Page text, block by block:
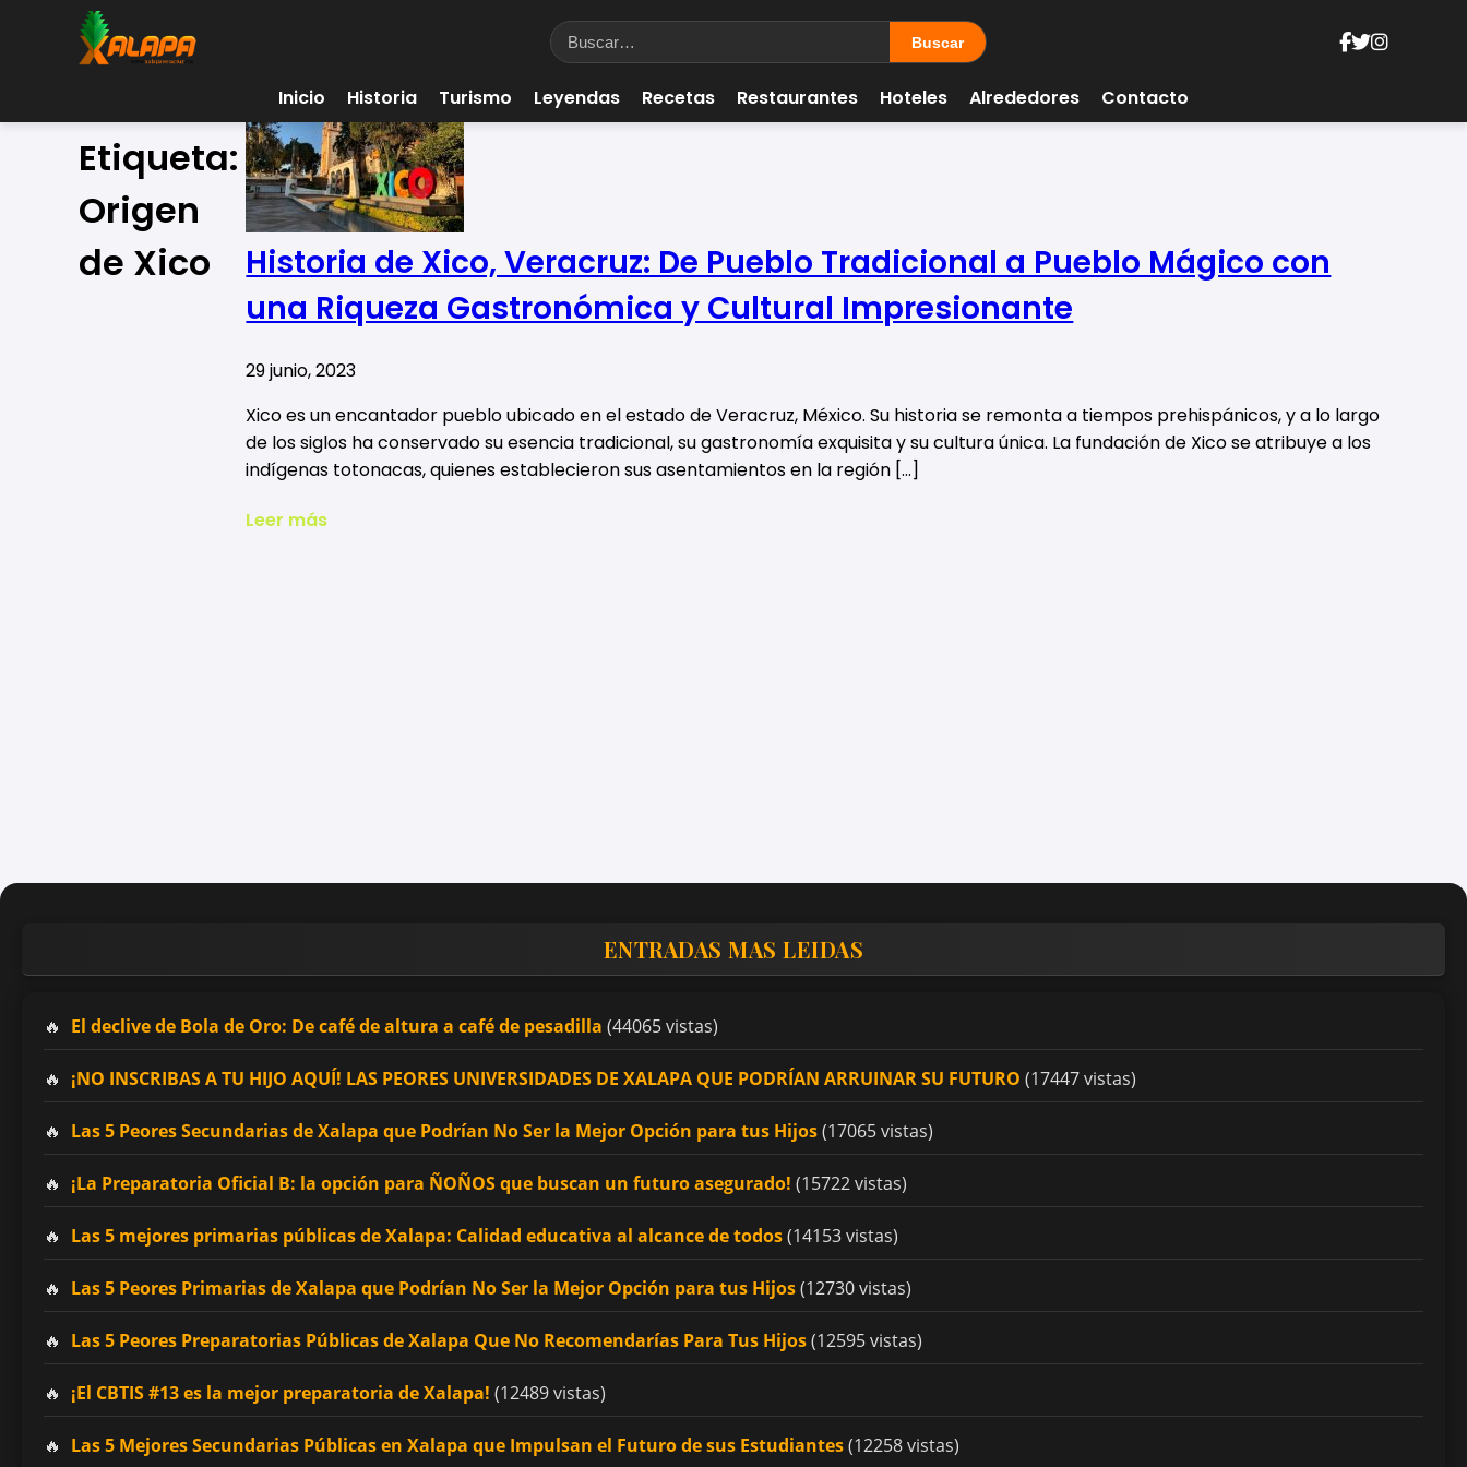
Inicio Historia Turismo Leyendas Recetas Restaurantes Hoteles Alrededores Contacto
Etiqueta:
Origen
de Xico
Historia de Xico, Veracruz: De Pueblo Tradicional a Pueblo Mágico con
una Riqueza Gastronómica y Cultural Impresionante
29 junio, 2023
Xico es un encantador pueblo ubicado en el estado de Veracruz, México. Su historia se remonta a tiempos prehispánicos, y a lo largo
de los siglos ha conservado su esencia tradicional, su gastronomía exquisita y su cultura única. La fundación de Xico se atribuye a los
indígenas totonacas, quienes establecieron sus asentamientos en la región […]
Leer más
ENTRADAS MAS LEIDAS
El declive de Bola de Oro: De café de altura a café de pesadilla (44065 vistas)
¡NO INSCRIBAS A TU HIJO AQUÍ! LAS PEORES UNIVERSIDADES DE XALAPA QUE PODRÍAN ARRUINAR SU FUTURO (17447 vistas)
Las 5 Peores Secundarias de Xalapa que Podrían No Ser la Mejor Opción para tus Hijos(17065 vistas)
¡La Preparatoria Oficial B: la opción para ÑOÑOS que buscan un futuro asegurado! (15722 vistas)
Las 5 mejores primarias públicas de Xalapa: Calidad educativa al alcance de todos(14153 vistas)
Las 5 Peores Primarias de Xalapa que Podrían No Ser la Mejor Opción para tus Hijos(12730 vistas)
Las 5 Peores Preparatorias Públicas de Xalapa Que No Recomendarías Para Tus Hijos(12595 vistas)
¡El CBTIS #13 es la mejor preparatoria de Xalapa! (12489 vistas)
Las 5 Mejores Secundarias Públicas en Xalapa que Impulsan el Futuro de sus Estudiantes(12258 vistas)